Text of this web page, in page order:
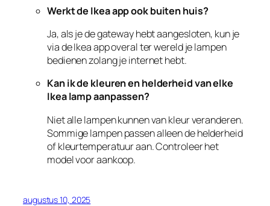
Werkt de Ikea app ook buiten huis?
Ja, als je de gateway hebt aangesloten, kun je
via de Ikea app overal ter wereld je lampen
bedienen zolang je internet hebt.
Kan ik de kleuren en helderheid van elke
Ikea lamp aanpassen?
Niet alle lampen kunnen van kleur veranderen.
Sommige lampen passen alleen de helderheid
of kleurtemperatuur aan. Controleer het
model voor aankoop.
augustus 10, 2025